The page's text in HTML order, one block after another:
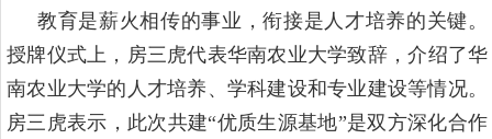
教育是薪火相传的事业，衔接是人才培养的关键。
授牌仪式上，房三虎代表华南农业大学致辞，介绍了华
南农业大学的 人才培养、学科建设和专业建设等情况。
房三虎表示，此次共建“优质生源基地”是双方深化合作